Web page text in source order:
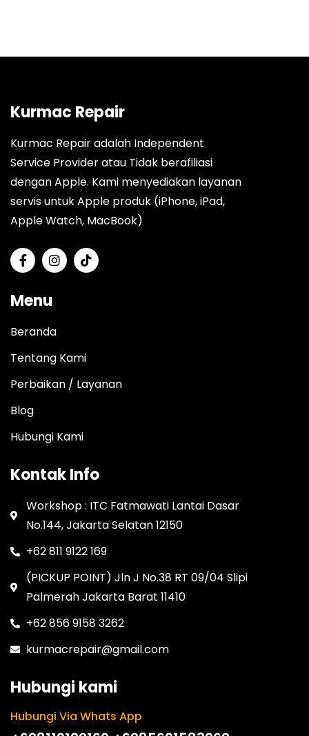
Kurmac Repair
Kurmac Repair adalah Independent
Service Provider atau Tidak berafiliasi
dengan Apple. Kami menyediakan layanan
servis untuk Apple produk (iPhone, iPad,
Apple Watch, MacBook)
Menu
Beranda
Tentang Kami
Perbaikan / Layanan
Blog
Hubungi Kami
Kontak Info
Workshop : ITC Fatmawati Lantai Dasar
No.144, Jakarta Selatan 12150
+62 811 9122 169
(PICKUP POINT) Jln J No.38 RT 09/04 Slipi
Palmerah Jakarta Barat 11410
+62 856 9158 3262
kurmacrepair@gmail.com
Hubungi kami
Hubungi Via Whats App